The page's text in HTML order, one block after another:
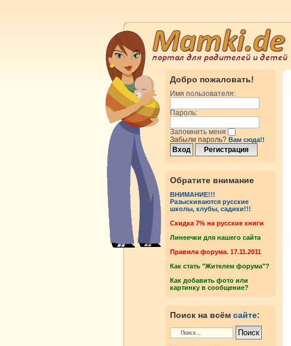
Добро пожаловать!
Имя пользователя:
Пароль:
Запомнить меня
Забыли пароль? Вам сюда!!
Обратите внимание
ВНИМАНИЕ!!!
Разыскиваются русские
школы, клубы, садики!!!
Cкидка 7% на русские книги
Линеечки для нашего сайта
Правила форума. 17.11.2011
Как стать "Жителем форума"?
Как добавить фото или
картинку в сообщение?
Поиск на всём сайте: